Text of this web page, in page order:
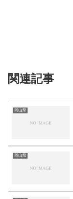
関連記事
岡山県
岡山県